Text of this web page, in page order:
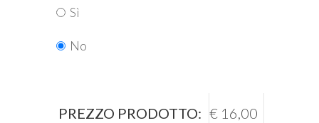
Sì
No
PREZZO PRODOTTO: € 16,00